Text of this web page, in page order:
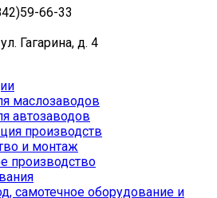
66-33
Гагарина, д. 4
маслозаводов
автозаводов
производств
и монтаж
производство
самотечное оборудование и